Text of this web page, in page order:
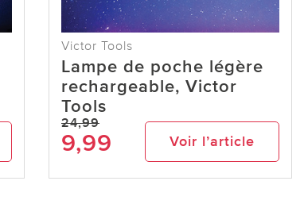
Victor Tools
Lampe de poche légère
rechargeable, Victor
Tools
24,99
9,99 Voir l’article